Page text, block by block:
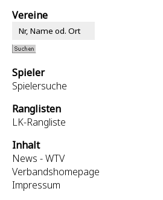
Vereine
Spieler
Spielersuche
Ranglisten
LK-Rangliste
Inhalt
News - WTV
Verbandshomepage
Impressum